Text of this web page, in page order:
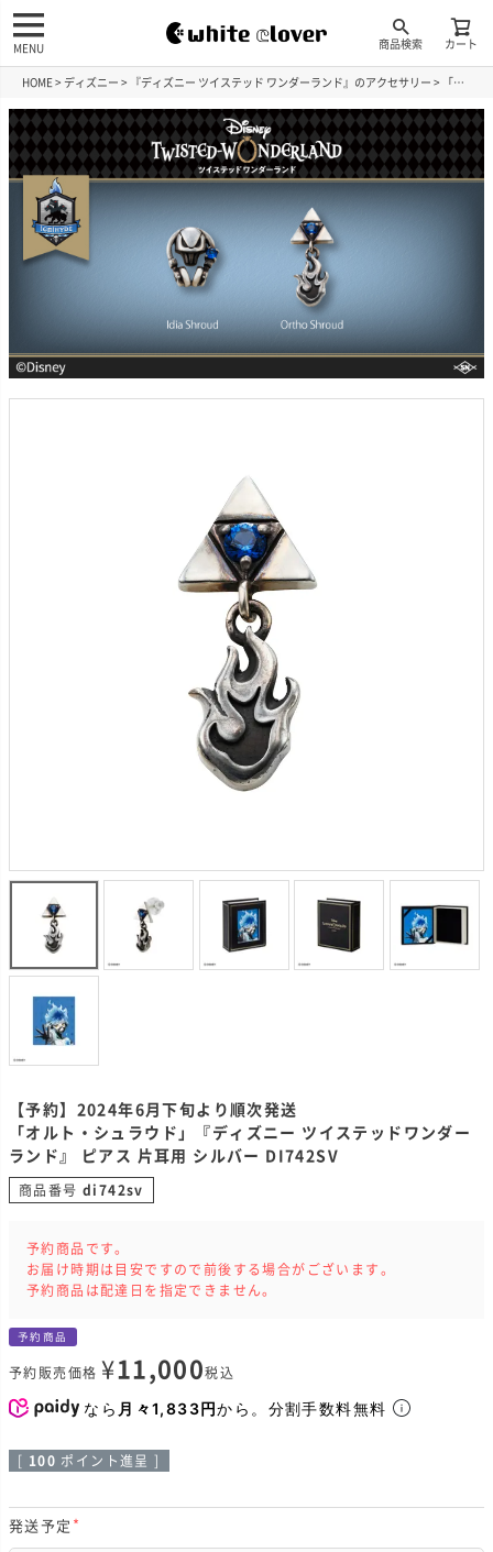
商品検索 カート
MENU
HOME ディズニー 『ディズニー ツイステッド ワンダーランド』のアクセサリー 「オルト・シュラウド」『ディズニー ツイステッドワンダーランド』 ピアス 片耳用 シルバー DI742SV
【予約】2024年6月下旬より順次発送
「オルト・シュラウド」『ディズニー ツイステッドワンダー
ランド』 ピアス 片耳用 シルバー DI742SV
商品番号 di742sv
予約商品です。
お届け時期は目安ですので前後する場合がございます。
予約商品は配達日を指定できません。
予約商品
予約販売価格 ¥11,000税込
なら 月々1,833円から。分割手数料無料
100 ポイント進呈 ]
発送予定